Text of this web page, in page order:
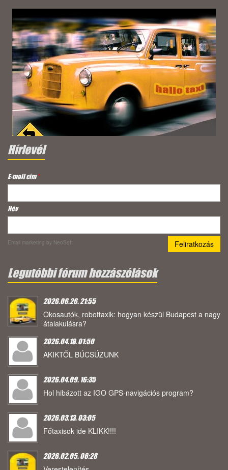
Hírlevél
E-mail cím*
Név
Email marketing by NeoSoft
Legutóbbi fórum hozzászólások
2026.06.26. 21:55
Okosautók, robottaxik: hogyan készül Budapest a nagy
átalakulásra?
2026.04.18. 01:50
AKIKTŐL BÚCSÚZUNK
2026.04.09. 16:35
Hol hibázott az IGO GPS-navigációs program?
2026.03.13. 03:05
Főtaxisok ide KLIKK!!!!
2026.02.05. 06:28